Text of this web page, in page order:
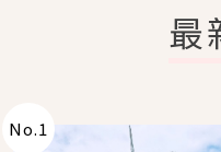
最
No.1